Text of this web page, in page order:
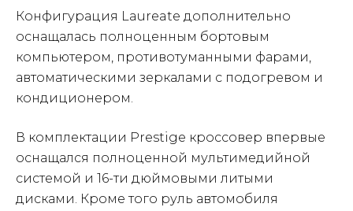
Конфигурация Laureate дополнительно
оснащалась полноценным бортовым
компьютером, противотуманными фарами,
автоматическими зеркалами с подогревом и
кондиционером.
В комплектации Prestige кроссовер впервые
оснащался полноценной мультимедийной
системой и 16-ти дюймовыми литыми
дисками. Кроме того руль автомобиля